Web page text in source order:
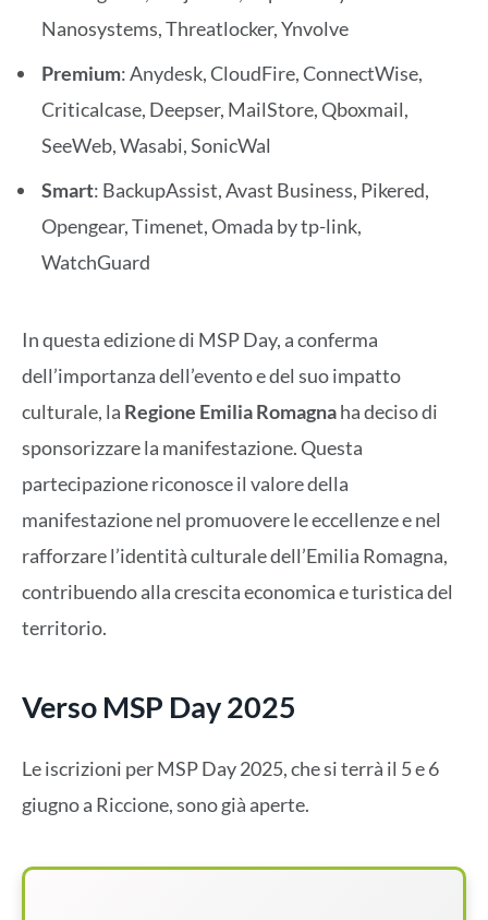
Nanosystems, Threatlocker, Ynvolve
Premium: Anydesk, CloudFire, ConnectWise,
Criticalcase, Deepser, MailStore, Qboxmail,
SeeWeb, Wasabi, SonicWal
Smart: BackupAssist, Avast Business, Pikered,
Opengear, Timenet, Omada by tp-link,
WatchGuard
In questa edizione di MSP Day, a conferma
dell’importanza dell’evento e del suo impatto
culturale, la Regione Emilia Romagnaha deciso di
sponsorizzare la manifestazione. Questa
partecipazione riconosce il valore della
manifestazione nel promuovere le eccellenze e nel
rafforzare l’identità culturale dell’Emilia Romagna,
contribuendo alla crescita economica e turistica del
territorio.
Verso MSP Day 2025
Le iscrizioni per MSP Day 2025, che si terrà il 5 e 6
giugno a Riccione, sono già aperte.